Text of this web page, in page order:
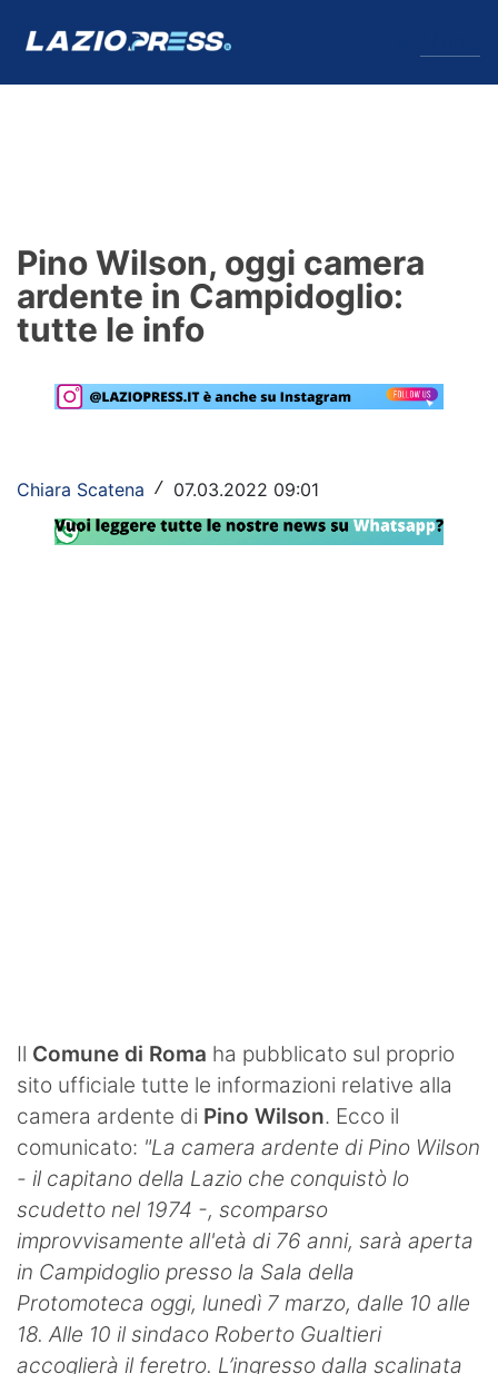
Formello
Infortuni
Primavera
Lazio Women
Rassegna Lazio
Contatti
Pino Wilson, oggi camera
ardente in Campidoglio:
tutte le info
Chiara Scatena / 07.03.2022 09:01
Il Comune di Roma ha pubblicato sul proprio
sito ufficiale tutte le informazioni relative alla
camera ardente di Pino Wilson. Ecco il
comunicato: "La camera ardente di Pino Wilson
- il capitano della Lazio che conquistò lo
scudetto nel 1974 -, scomparso
improvvisamente all'età di 76 anni, sarà aperta
in Campidoglio presso la Sala della
Protomoteca oggi, lunedì 7 marzo, dalle 10 alle
18. Alle 10 il sindaco Roberto Gualtieri
accoglierà il feretro. L’ingresso dalla scalinata